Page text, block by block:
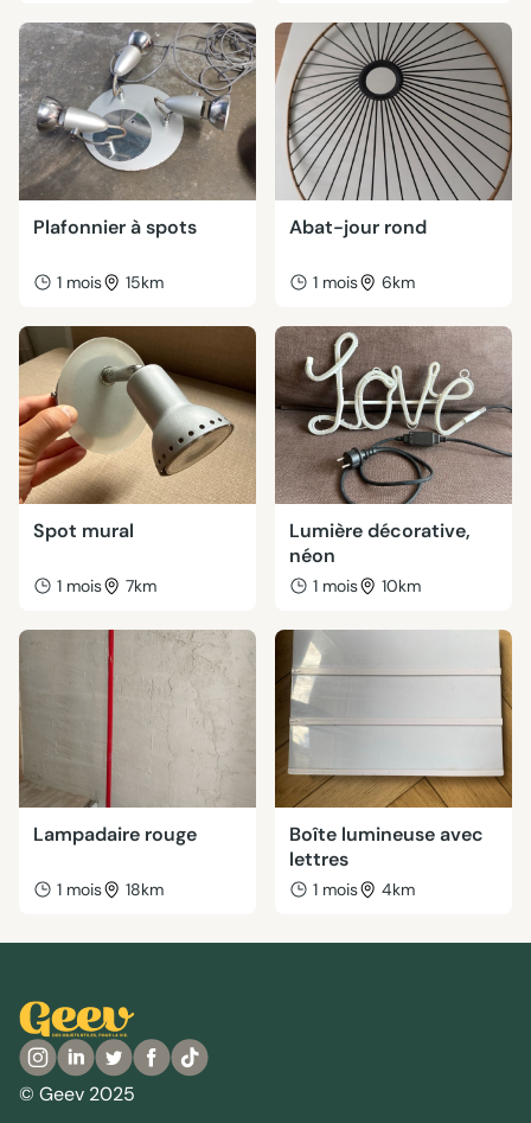
Plafonnier à spots
1 mois 15km
Abat-jour rond
1 mois 6km
Spot mural
1 mois 7km
Lumière décorative,
néon
1 mois 10km
Lampadaire rouge
1 mois 18km
Boîte lumineuse avec
lettres
1 mois 4km
© Geev 2025